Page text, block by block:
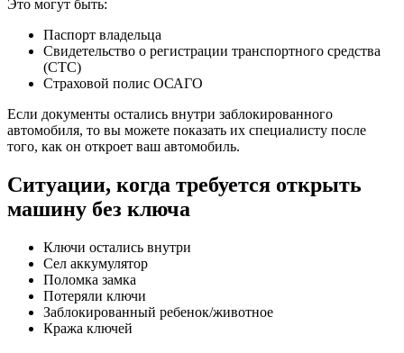
Это могут быть:
Паспорт владельца
Свидетельство о регистрации транспортного средства
(СТС)
Страховой полис ОСАГО
Если документы остались внутри заблокированного
автомобиля, то вы можете показать их специалисту после
того, как он откроет ваш автомобиль.
Ситуации, когда требуется открыть
машину без ключа
Ключи остались внутри
Сел аккумулятор
Поломка замка
Потеряли ключи
Заблокированный ребенок/животное
Кража ключей